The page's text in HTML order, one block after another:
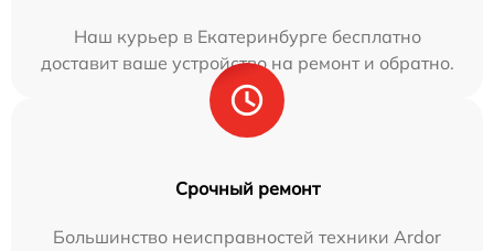
Наш курьер в Екатеринбурге бесплатно
доставит ваше устройство на ремонт и обратно.
Срочный ремонт
Большинство неисправностей техники Ardor